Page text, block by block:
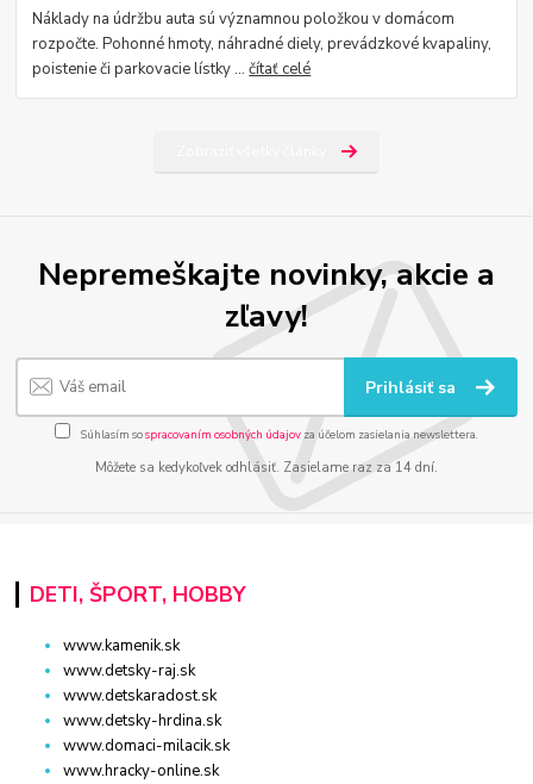
Náklady na údržbu auta sú významnou položkou v domácom
rozpočte. Pohonné hmoty, náhradné diely, prevádzkové kvapaliny,
poistenie či parkovacie lístky ...čítať celé
Nepremeškajte novinky, akcie a
zľavy!
Prihlásiť sa
Súhlasím sospracovaním osobných údajov za účelom zasielania newslettera.
Môžete sa kedykoľvek odhlásiť. Zasielame raz za 14 dní.
DETI, ŠPORT, HOBBY
www.kamenik.sk
www.detsky-raj.sk
www.detskaradost.sk
www.detsky-hrdina.sk
www.domaci-milacik.sk
www.hracky-online.sk